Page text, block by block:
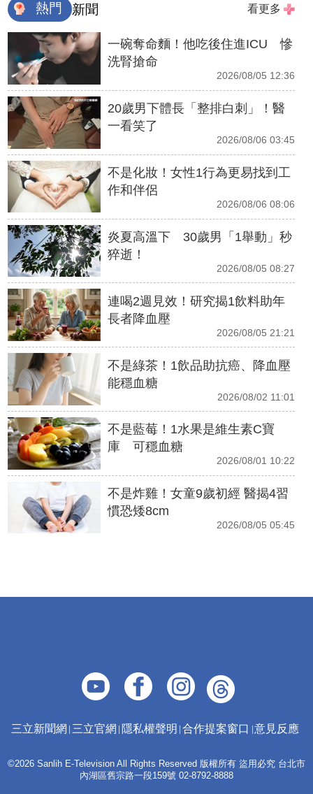
熱門 新聞 看更多
一碗奪命麵！他吃後住進ICU 慘
洗腎搶命
2026/08/05 12:36
20歲男下體長「整排白刺」！醫
一看笑了
2026/08/06 03:45
不是化妝！女性1行為更易找到工
作和伴侶
2026/08/06 08:06
炎夏高溫下 30歲男「1舉動」秒
猝逝！
2026/08/05 08:27
連喝2週見效！研究揭1飲料助年
長者降血壓
2026/08/05 21:21
不是綠茶！1飲品助抗癌、降血壓
能穩血糖
2026/08/02 11:01
不是藍莓！1水果是維生素C寶
庫 可穩血糖
2026/08/01 10:22
不是炸雞！女童9歲初經 醫揭4習
慣恐矮8cm
2026/08/05 05:45
三立新聞網 三立官網 隱私權聲明 合作提案窗口 意見反應
©2026 Sanlih E-Television All Rights Reserved 版權所有 盜用必究 台北市
內湖區舊宗路一段159號 02-8792-8888